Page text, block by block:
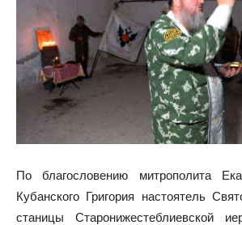
По благословению митрополита
Кубанского Григория настоятель
станицы Старонижестеблиевской